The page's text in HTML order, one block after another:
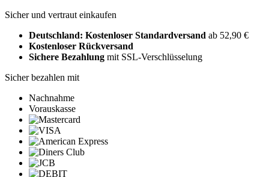
Sicher und vertraut einkaufen
Deutschland: Kostenloser Standardversand ab 52,90 €
Kostenloser Rückversand
Sichere Bezahlung mit SSL-Verschlüsselung
Sicher bezahlen mit
Nachnahme
Vorauskasse